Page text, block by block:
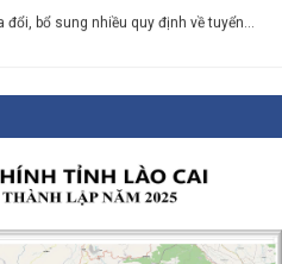
đấu thầu, đất đai, tín dụng, tài...